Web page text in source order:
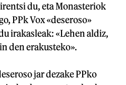
du, eta Monasteriok
PPk Vox «deseroso»
irakasleak: «Lehen aldiz,
den erakusteko».
jar dezake PPko